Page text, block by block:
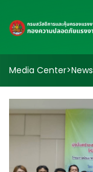
Media Center>News